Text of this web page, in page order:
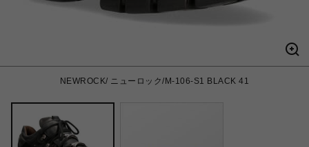
NEWROCK/ ニューロック/M-106-S1 BLACK 41